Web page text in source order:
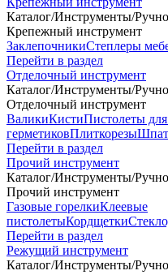
Каталог/Инструменты/
Крепежный инструмент
ЗаклепочникиСтеплеры
Перейти в раздел
Отделочный инструмент
Каталог/Инструменты/
Отделочный инструмент
ВаликиКистиПистолеты
герметиковПлиткорезы
Перейти в раздел
Прочий инструмент
Каталог/Инструменты/
Прочий инструмент
Газовые горелкиКлеевые
пистолетыКордщетки
Перейти в раздел
Режущий инструмент
Каталог/Инструменты/